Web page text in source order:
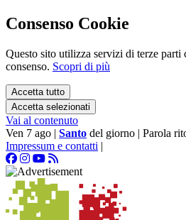
Consenso Cookie
Questo sito utilizza servizi di terze parti
consenso. Scopri di più
Accetta tutto
Accetta selezionati
Vai al contenuto
Ven 7 ago | Santo del giorno | Parola
Impressum e contatti |